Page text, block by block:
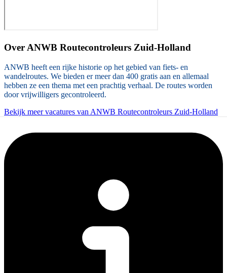
Over ANWB Routecontroleurs Zuid-Holland
ANWB heeft een rijke historie op het gebied van fiets- en
wandelroutes. We bieden er meer dan 400 gratis aan en allemaal
hebben ze een thema met een prachtig verhaal. De routes worden
door vrijwilligers gecontroleerd.
Bekijk meer vacatures van ANWB Routecontroleurs Zuid-Holland